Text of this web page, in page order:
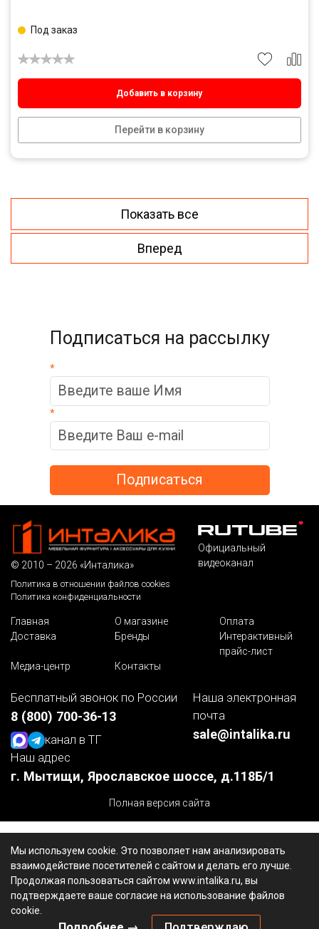
Добавить в корзину
Перейти в корзину
Под заказ
Показать все
Вперед
Подписаться на рассылку
*
*
Мы используем cookie. Это позволяет нам анализировать
взаимодействие посетителей с сайтом и делать его лучше.
Продолжая пользоваться сайтом www.intalika.ru, вы
подтверждаете ваше согласие на использование файлов
cookie.
© 2010 – 2026 «Инталика»
Политика в отношении файлов cookies
Политика конфиденциальности
Официальный
видеоканал
Главная О магазине
Оплата
Доставка
Бренды
Интерактивный
прайс-лист
Медиа-центр
Контакты
Бесплатный звонок по России
8 (800) 700-36-13
канал в ТГ
Наша электронная
почта
sale@intalika.ru
Наш адрес
г. Мытищи, Ярославское шоссе, д.118Б/1
Полная версия сайта